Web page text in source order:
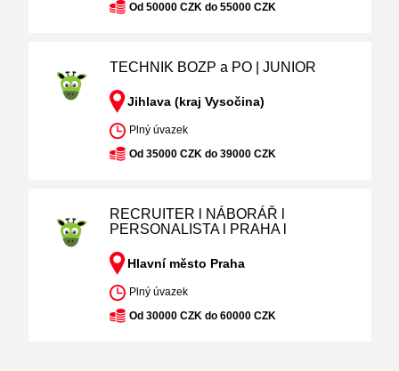
Od 50000 CZK do 55000 CZK
TECHNIK BOZP a PO | JUNIOR
Jihlava (kraj Vysočina)
Plný úvazek
Od 35000 CZK do 39000 CZK
RECRUITER l NÁBORÁŘ l
PERSONALISTA l PRAHA l
Hlavní město Praha
Plný úvazek
Od 30000 CZK do 60000 CZK